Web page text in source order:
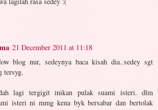
21 December 2011 at 11:18
blog nur, sedeynya baca kisah dia..sedey sgt
tersyg.
lagi tergigit inikan pulak suami isteri. dlm
isteri ni mmg kena byk bersabar dan bertolak